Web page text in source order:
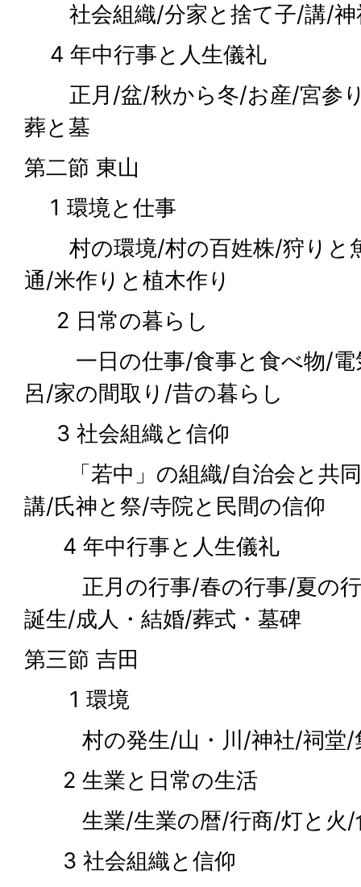
社会組織/分家と捨て子/講/神
4 年中行事と人生儀礼
正月/盆/秋から冬/お産/宮参
葬と墓
第二節 東山
1 環境と仕事
村の環境/村の百姓株/狩りと
通/米作りと植木作り
2 日常の暮らし
一日の仕事/食事と食べ物/電
呂/家の間取り/昔の暮らし
3 社会組織と信仰
「若中」の組織/自治会と共同
講/氏神と祭/寺院と民間の信仰
4 年中行事と人生儀礼
正月の行事/春の行事/夏の行
誕生/成人・結婚/葬式・墓碑
第三節 吉田
1 環境
村の発生/山・川/神社/祠堂/
2 生業と日常の生活
生業/生業の暦/行商/灯と火/
3 社会組織と信仰